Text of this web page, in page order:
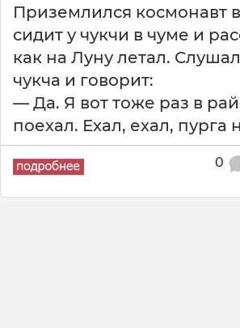
Приземлился космонавт
сидит у чукчи в чуме и
как на Луну летал.
чукча и говорит:
— Да. Я вот тоже раз в
поехал. Ехал, ехал, пурга
0